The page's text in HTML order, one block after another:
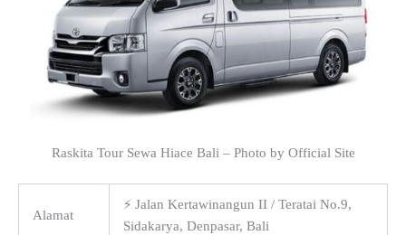
Raskita Tour Sewa Hiace Bali – Photo by Official Site
Alamat
⚡ Jalan Kertawinangun II / Teratai No.9,
Sidakarya, Denpasar, Bali